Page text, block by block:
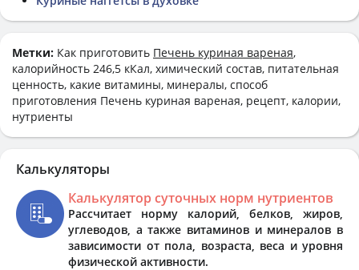
Метки: Как приготовить Печень куриная вареная,
калорийность 246,5 кКал, химический состав, питательная
ценность, какие витамины, минералы, способ
приготовления Печень куриная вареная, рецепт, калории,
нутриенты
Калькуляторы
Калькулятор суточных норм нутриентов
Рассчитает норму калорий, белков, жиров,
углеводов, а также витаминов и минералов в
зависимости от пола, возраста, веса и уровня
физической активности.